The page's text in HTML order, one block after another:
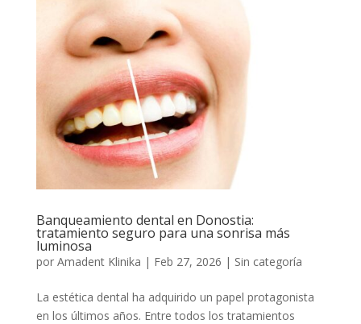
Banqueamiento dental en Donostia:
tratamiento seguro para una sonrisa más
luminosa
por Amadent Klinika | Feb 27, 2026 | Sin categoría
La estética dental ha adquirido un papel protagonista
en los últimos años. Entre todos los tratamientos